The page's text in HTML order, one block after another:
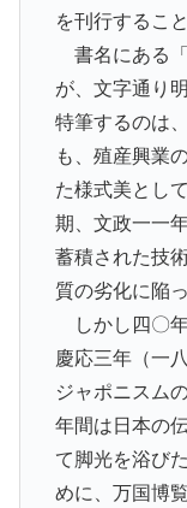
を刊行するこ
書名にある
が、文字通り
特筆するのは
も、殖産興業
た様式美とし
期、文政一一
蓄積された技
質の劣化に陥っ
しかし四〇
慶応三年（一
ジャポニスム
年間は日本の
て脚光を浴び
めに、万国博